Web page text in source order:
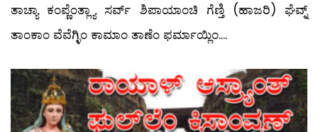
ತಾಚ್ಯಾ ಕಂಪ್ಣೆಂತ್ಲ್ಯಾ ಸರ್ವ್ ಶಿಪಾಯಾಂಚಿ ಗೆಣ್ತಿ (ಹಾಜರಿ) ಘೆವ್ನ್
ತಾಂಕಾಂ ವೆವೆಗ್ಳಿಂ ಕಾಮಾಂ ತಾಣೆಂ ಫರ್ಮಾಯ್ಲಿಂ....